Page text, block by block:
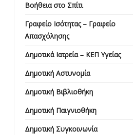
Βοήθεια στο Σπίτι
Γραφείο Ισότητας – Γραφείο
Απασχόλησης
Δημοτικά Ιατρεία – ΚΕΠ Υγείας
Δημοτική Αστυνομία
Δημοτική Βιβλιοθήκη
Δημοτική Παιγνιοθήκη
Δημοτική Συγκοινωνία